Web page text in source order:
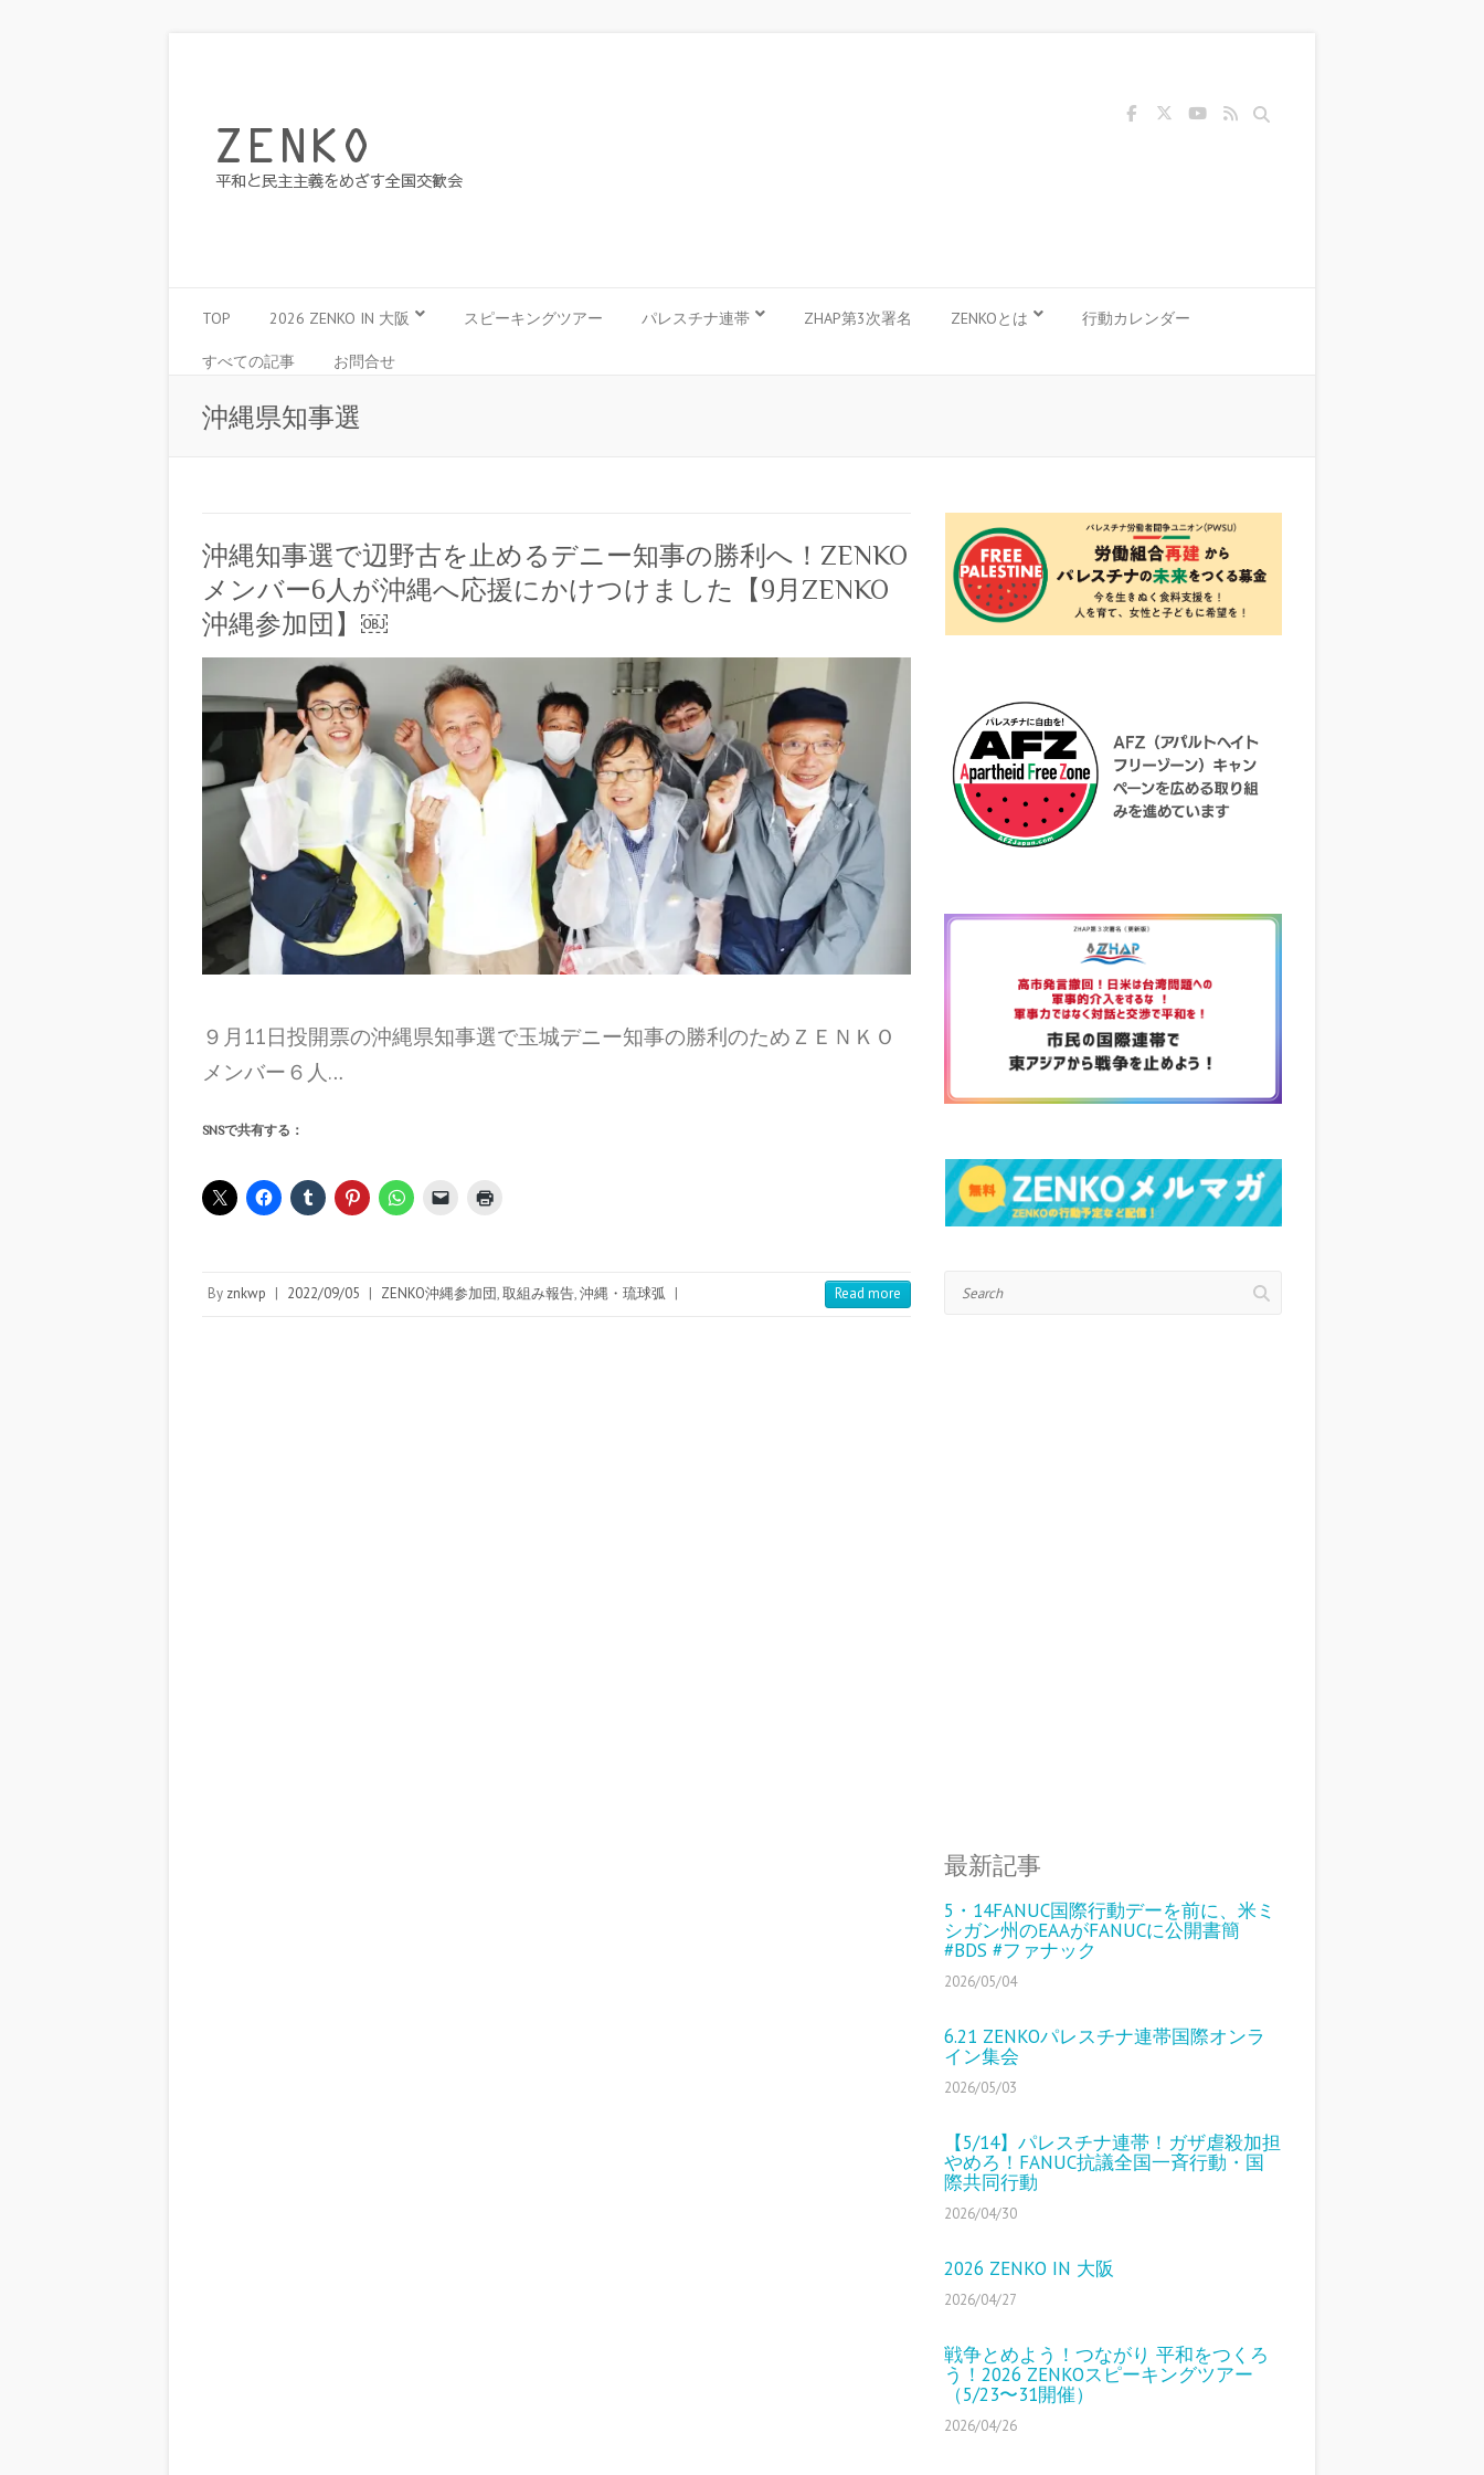
Search
TOP 2026 ZENKO IN 大阪 スピーキングツアー パレスチナ連帯 ZHAP第3次署名 ZENKOとは 行動カレンダー
すべての記事 お問合せ
沖縄県知事選
沖縄知事選で辺野古を止めるデニー知事の勝利へ！ZENKO
メンバー6人が沖縄へ応援にかけつけました【9月ZENKO
沖縄参加団】￼
９月11日投開票の沖縄県知事選で玉城デニー知事の勝利のためＺＥＮＫＯ
メンバー６人…
SNSで共有する：
By znkwp | 2022/09/05 | ZENKO沖縄参加団,取組み報告,沖縄・琉球弧 | Read more
最新記事
5・14FANUC国際行動デーを前に、米ミ
シガン州のEAAがFANUCに公開書簡
#BDS #ファナック
2026/05/04
6.21 ZENKOパレスチナ連帯国際オンラ
イン集会
2026/05/03
【5/14】パレスチナ連帯！ガザ虐殺加担
やめろ！FANUC抗議全国一斉行動・国
際共同行動
2026/04/30
2026 ZENKO IN 大阪
2026/04/27
戦争とめよう！つながり 平和をつくろ
う！2026 ZENKOスピーキングツアー
（5/23〜31開催）
2026/04/26